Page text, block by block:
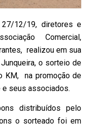
27/12/19, diretores e
Comercial,
realizou em sua
o sorteio de
KM, na promoção de
e seus associados.
distribuídos pelo
o sorteado foi em